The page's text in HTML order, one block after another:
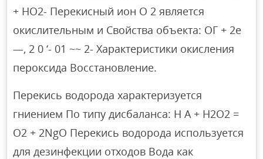
+ НО2- Перекисный ион О 2 является
окислительным и Свойства объекта: ОГ + 2е
—, 2 0 ‘- 01 ~~ 2- Характеристики окисления
пероксида Восстановление.
Перекись водорода характеризуется
гниением По типу дисбаланса: H A + H2O2 =
O2 + 2NgO Перекись водорода используется
для дезинфекции отходов Вода как